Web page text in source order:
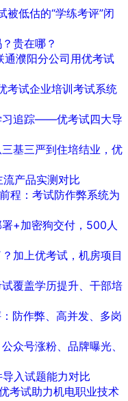
低估的“学练考评”闭
贵在哪？
濮阳分公司用优考试
考试企业培训考试系统
习追踪——优考试四大导
基三严到住培结业，优
产品实测对比
程：考试防作弊系统为
+加密狗交付，500人
加上优考试，机房项目
覆盖学历提升、干部培
防作弊、高并发、多岗
众号涨粉、品牌曝光、
入试题能力对比
考试助力机电职业技术